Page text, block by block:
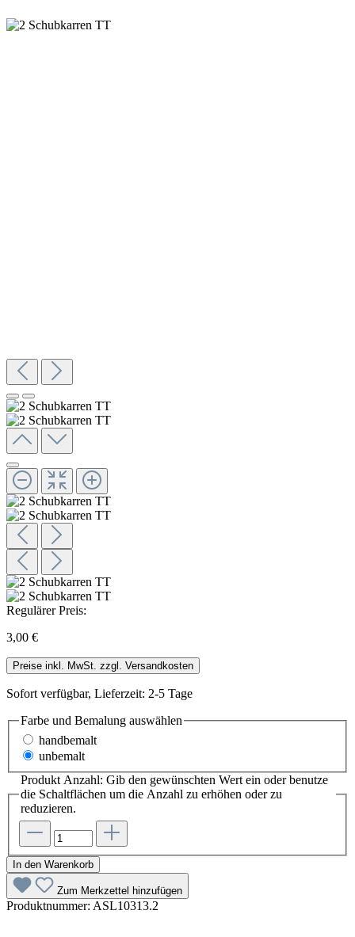
Regulärer Preis:
3,00 €
Preise inkl. MwSt. zzgl. Versandkosten
Sofort verfügbar, Lieferzeit: 2-5 Tage
Farbe und Bemalung auswählen
handbemalt
unbemalt
Produkt Anzahl: Gib den gewünschten Wert ein oder benutze
die Schaltflächen um die Anzahl zu erhöhen oder zu
reduzieren.
In den Warenkorb
Zum Merkzettel hinzufügen
Produktnummer: ASL10313.2